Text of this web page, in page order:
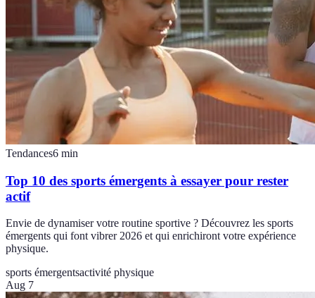
Tendances6 min
Top 10 des sports émergents à essayer pour rester
actif
Envie de dynamiser votre routine sportive ? Découvrez les sports
émergents qui font vibrer 2026 et qui enrichiront votre expérience
physique.
sports émergentsactivité physique
Aug 7